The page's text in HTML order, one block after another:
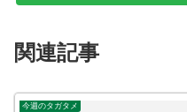
関連記事
今週のタガタメ